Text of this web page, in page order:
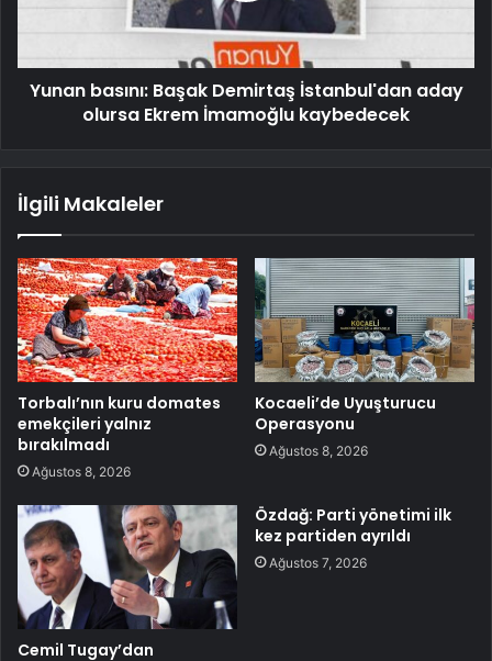
Yunan basını: Başak Demirtaş İstanbul'dan aday
olursa Ekrem İmamoğlu kaybedecek
İlgili Makaleler
Torbalı’nın kuru domates
emekçileri yalnız
bırakılmadı
Ağustos 8, 2026
Kocaeli’de Uyuşturucu
Operasyonu
Ağustos 8, 2026
Cemil Tugay’dan
Özdağ: Parti yönetimi ilk
kez partiden ayrıldı
Ağustos 7, 2026